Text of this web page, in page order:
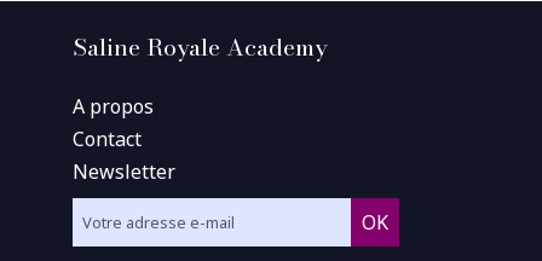
Saline Royale Academy
A propos
Contact
Newsletter